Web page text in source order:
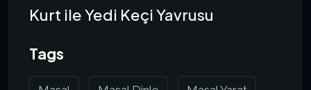
Kurt ile Yedi Keçi Yavrusu
Tags